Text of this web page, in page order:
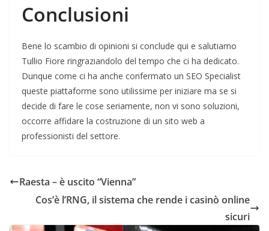
Conclusioni
Bene lo scambio di opinioni si conclude qui e salutiamo
Tullio Fiore ringraziandolo del tempo che ci ha dedicato.
Dunque come ci ha anche confermato un SEO Specialist
queste piattaforme sono utilissime per iniziare ma se si
decide di fare le cose seriamente, non vi sono soluzioni,
occorre affidare la costruzione di un sito web a
professionisti del settore.
Raesta – è uscito “Vienna”
Cos’è l’RNG, il sistema che rende i casinò online
sicuri